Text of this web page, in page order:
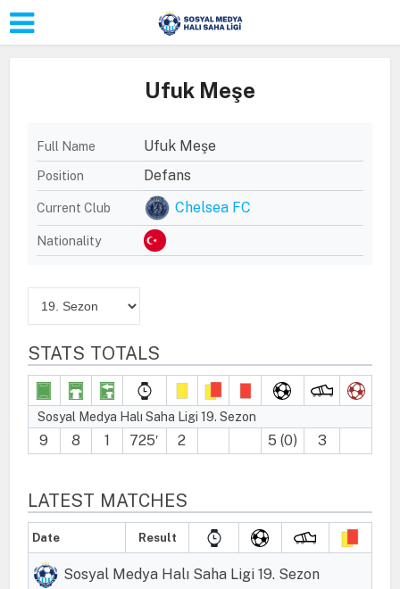
Ufuk Meşe
Full Name Ufuk Meşe
Position Defans
Current Club Chelsea FC
Nationality
STATS TOTALS
Sosyal Medya Halı Saha Ligi 19. Sezon
9 8 1 725′ 2 5 (0) 3
LATEST MATCHES
Date Result
Sosyal Medya Halı Saha Ligi 19. Sezon